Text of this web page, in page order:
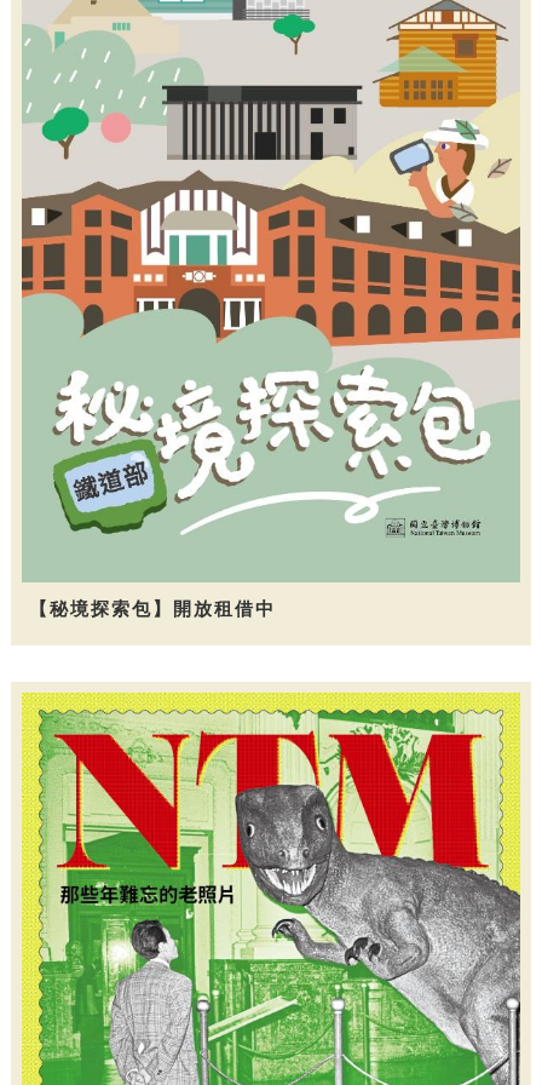
【秘境探索包】開放租借中